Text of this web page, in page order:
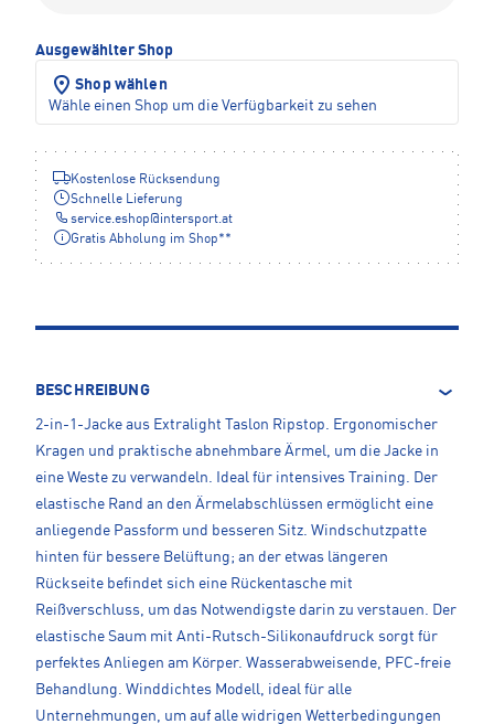
Ausgewählter Shop
Shop wählen
Wähle einen Shop um die Verfügbarkeit zu sehen
Kostenlose Rücksendung
Schnelle Lieferung
service.eshop@intersport.at
Gratis Abholung im Shop**
BESCHREIBUNG
2-in-1-Jacke aus Extralight Taslon Ripstop. Ergonomischer
Kragen und praktische abnehmbare Ärmel, um die Jacke in
eine Weste zu verwandeln. Ideal für intensives Training. Der
elastische Rand an den Ärmelabschlüssen ermöglicht eine
anliegende Passform und besseren Sitz. Windschutzpatte
hinten für bessere Belüftung; an der etwas längeren
Rückseite befindet sich eine Rückentasche mit
Reißverschluss, um das Notwendigste darin zu verstauen. Der
elastische Saum mit Anti-Rutsch-Silikonaufdruck sorgt für
perfektes Anliegen am Körper. Wasserabweisende, PFC-freie
Behandlung. Winddichtes Modell, ideal für alle
Unternehmungen, um auf alle widrigen Wetterbedingungen